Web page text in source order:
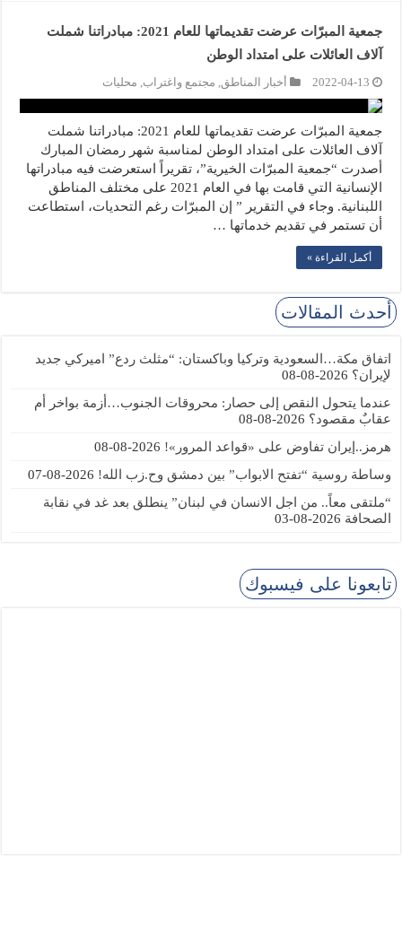
جمعية المبرّات عرضت تقديماتها للعام 2021: مبادراتنا شملت
آلاف العائلات على امتداد الوطن
2022-04-13 أخبار المناطق مجتمع واغتراب محليات
جمعية المبرّات عرضت تقديماتها للعام 2021: مبادراتنا شملت
آلاف العائلات على امتداد الوطن لمناسبة شهر رمضان المبارك
أصدرت “جمعية المبرّات الخيرية”، تقريراً استعرضت فيه مبادراتها
الإنسانية التي قامت بها في العام 2021 على مختلف المناطق
اللبنانية. وجاء في التقرير ” إن المبرّات رغم التحديات، استطاعت
أن تستمر في تقديم خدماتها …
أكمل القراءة »
أحدث المقالات
اتفاق مكة…السعودية وتركيا وباكستان: “مثلث ردع” اميركي جديد
لإيران؟ 2026-08-08
عندما يتحول النقص إلى حصار: محروقات الجنوب…أزمة بواخر أم
عقابٌ مقصود؟ 2026-08-08
هرمز..إيران تفاوض على «قواعد المرور»! 2026-08-08
وساطة روسية “تفتح الابواب” بين دمشق وح.زب الله! 2026-08-07
“ملتقى معاً.. من اجل الانسان في لبنان” ينطلق بعد غد في نقابة
الصحافة 2026-08-03
تابعونا على فيسبوك